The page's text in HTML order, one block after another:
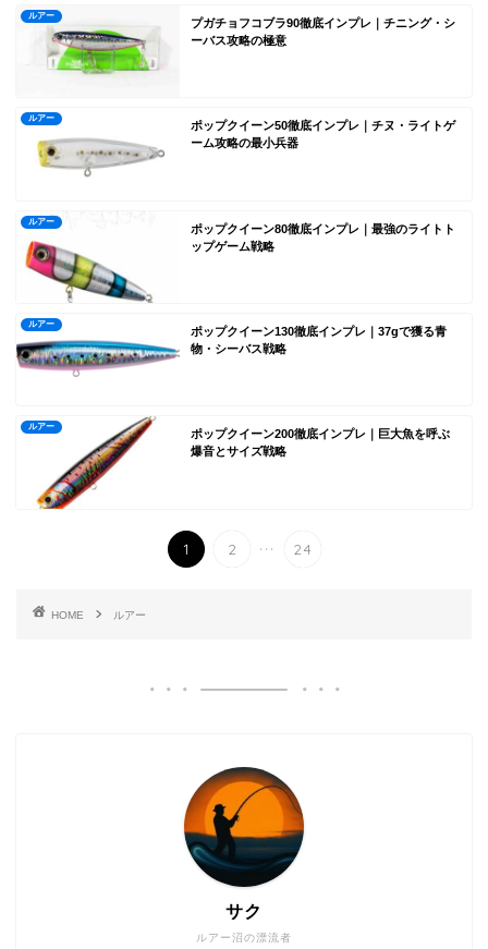
ルアー
プガチョフコブラ90徹底インプレ｜チニング・シ
ーバス攻略の極意
ルアー
ポップクイーン50徹底インプレ｜チヌ・ライトゲ
ーム攻略の最小兵器
ルアー
ポップクイーン80徹底インプレ｜最強のライトト
ップゲーム戦略
ルアー
ポップクイーン130徹底インプレ｜37gで獲る青
物・シーバス戦略
ルアー
ポップクイーン200徹底インプレ｜巨大魚を呼ぶ
爆音とサイズ戦略
1 2 ... 24
HOME ルアー
ルアー沼の漂流者
サク